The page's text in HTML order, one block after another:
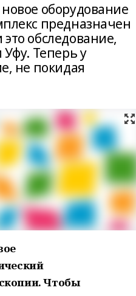
оборудование
предназначен
обследование,
Теперь у
не покидая
Чтобы